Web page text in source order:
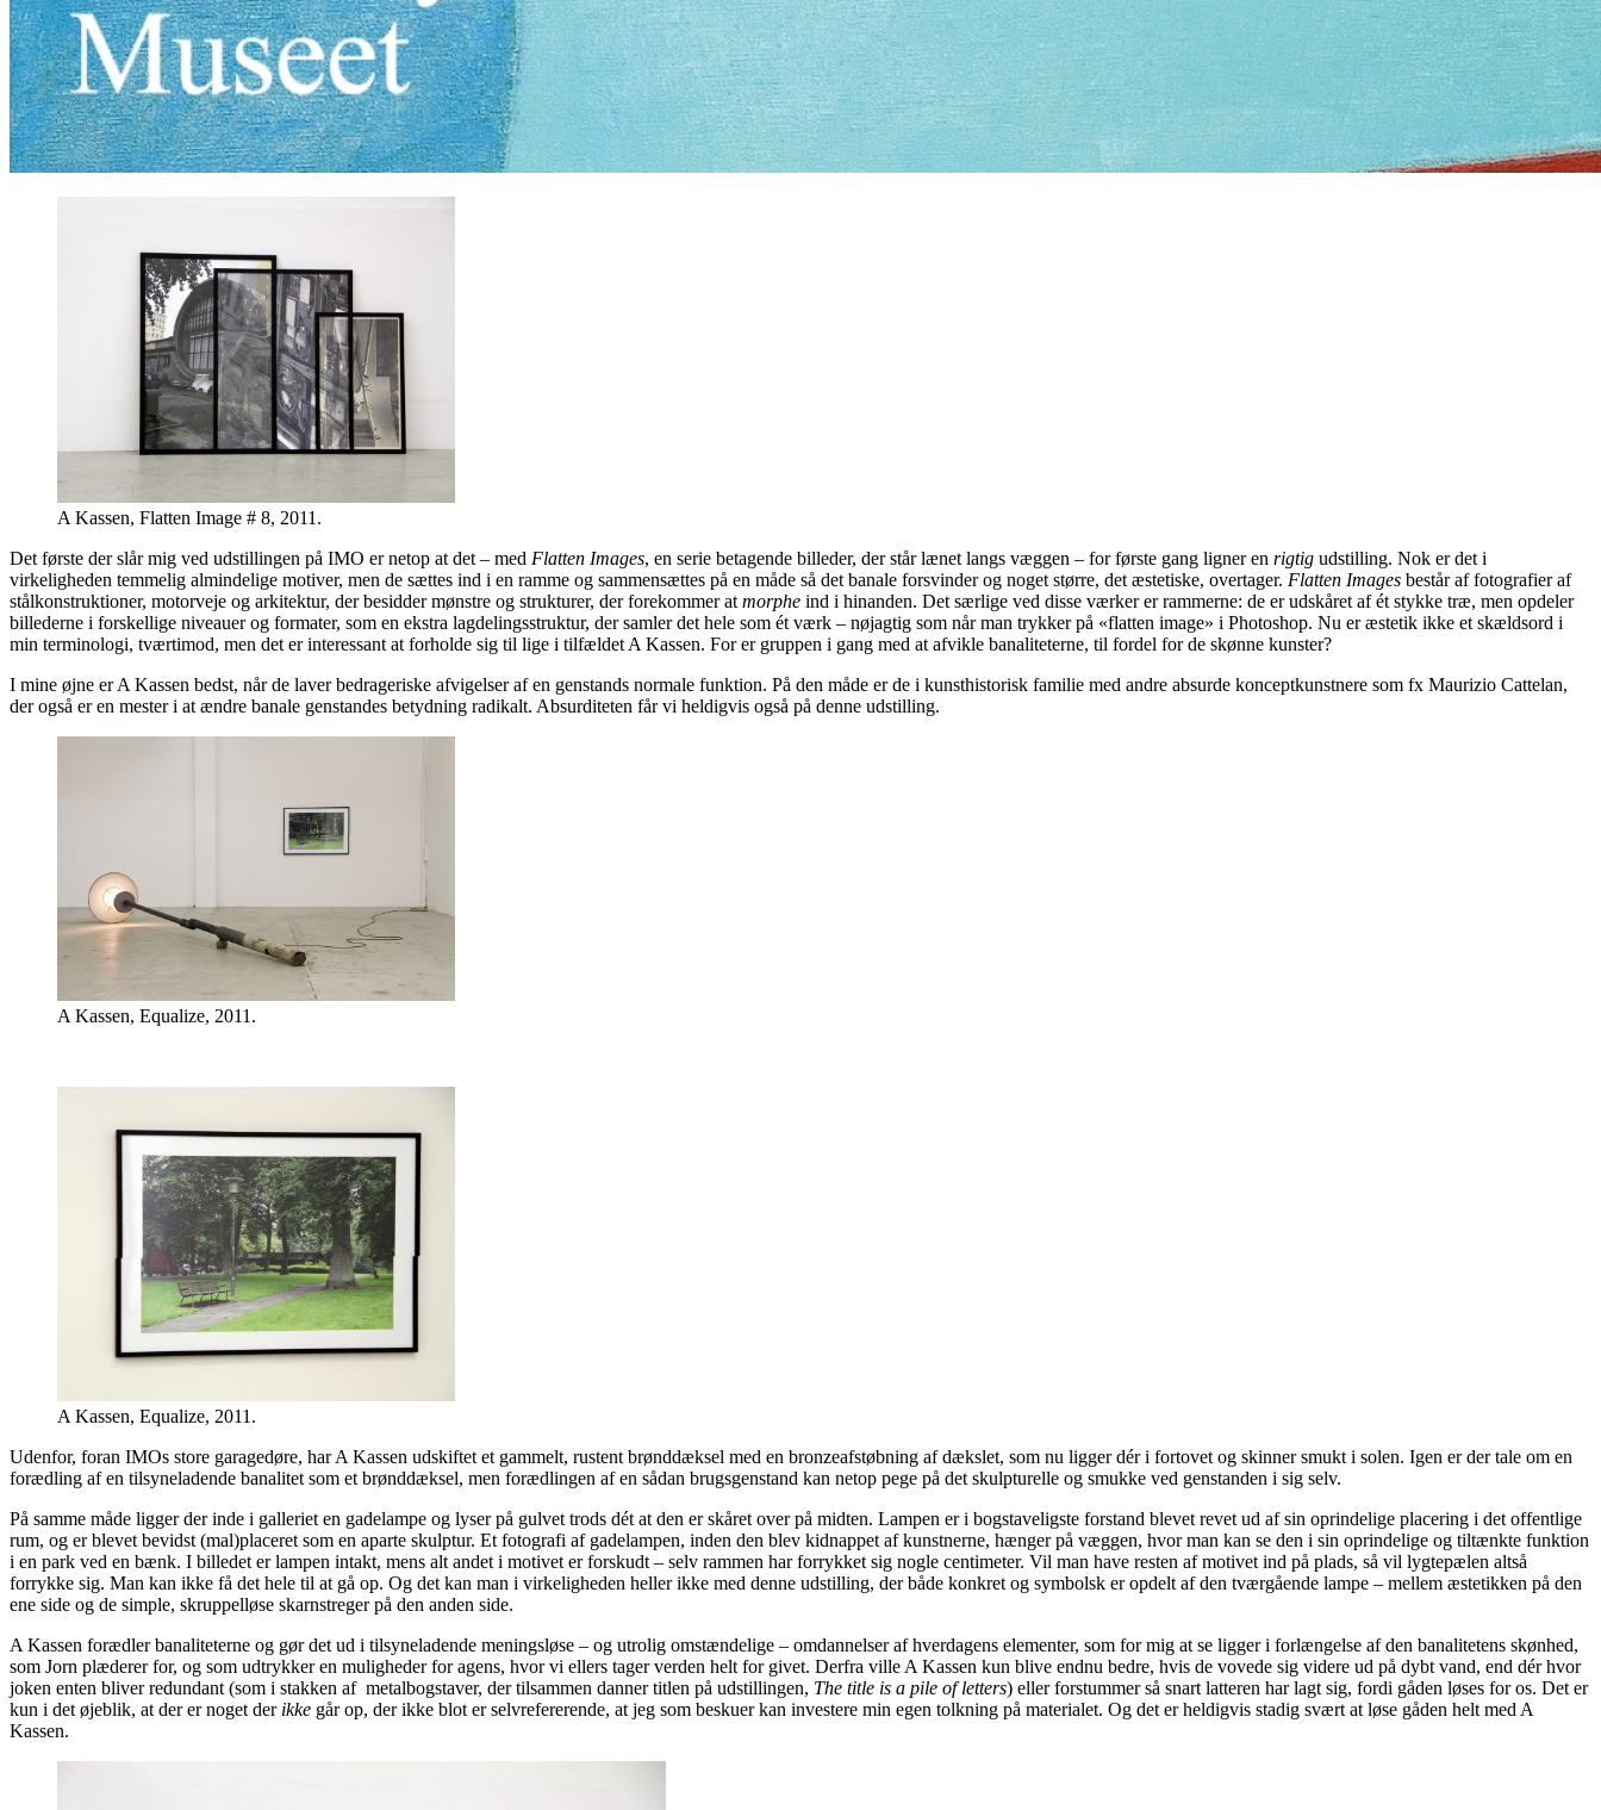
A Kassen, Flatten Image # 8, 2011.
Det første der slår mig ved udstillingen på IMO er netop at det – med Flatten Images, en serie betagende billeder, der står lænet langs væggen – for første gang ligner en rigtig udstilling. Nok er det i
virkeligheden temmelig almindelige motiver, men de sættes ind i en ramme og sammensættes på en måde så det banale forsvinder og noget større, det æstetiske, overtager. Flatten Images består af fotografier af
stålkonstruktioner, motorveje og arkitektur, der besidder mønstre og strukturer, der forekommer at morphe ind i hinanden. Det særlige ved disse værker er rammerne: de er udskåret af ét stykke træ, men opdeler
billederne i forskellige niveauer og formater, som en ekstra lagdelingsstruktur, der samler det hele som ét værk – nøjagtig som når man trykker på «flatten image» i Photoshop. Nu er æstetik ikke et skældsord i
min terminologi, tværtimod, men det er interessant at forholde sig til lige i tilfældet A Kassen. For er gruppen i gang med at afvikle banaliteterne, til fordel for de skønne kunster?
I mine øjne er A Kassen bedst, når de laver bedrageriske afvigelser af en genstands normale funktion. På den måde er de i kunsthistorisk familie med andre absurde konceptkunstnere som fx Maurizio Cattelan,
der også er en mester i at ændre banale genstandes betydning radikalt. Absurditeten får vi heldigvis også på denne udstilling.
A Kassen, Equalize, 2011.
A Kassen, Equalize, 2011.
Udenfor, foran IMOs store garagedøre, har A Kassen udskiftet et gammelt, rustent brønddæksel med en bronzeafstøbning af dækslet, som nu ligger dér i fortovet og skinner smukt i solen. Igen er der tale om en
forædling af en tilsyneladende banalitet som et brønddæksel, men forædlingen af en sådan brugsgenstand kan netop pege på det skulpturelle og smukke ved genstanden i sig selv.
På samme måde ligger der inde i galleriet en gadelampe og lyser på gulvet trods dét at den er skåret over på midten. Lampen er i bogstaveligste forstand blevet revet ud af sin oprindelige placering i det offentlige
rum, og er blevet bevidst (mal)placeret som en aparte skulptur. Et fotografi af gadelampen, inden den blev kidnappet af kunstnerne, hænger på væggen, hvor man kan se den i sin oprindelige og tiltænkte funktion
i en park ved en bænk. I billedet er lampen intakt, mens alt andet i motivet er forskudt – selv rammen har forrykket sig nogle centimeter. Vil man have resten af motivet ind på plads, så vil lygtepælen altså
forrykke sig. Man kan ikke få det hele til at gå op. Og det kan man i virkeligheden heller ikke med denne udstilling, der både konkret og symbolsk er opdelt af den tværgående lampe – mellem æstetikken på den
ene side og de simple, skruppelløse skarnstreger på den anden side.
A Kassen forædler banaliteterne og gør det ud i tilsyneladende meningsløse – og utrolig omstændelige – omdannelser af hverdagens elementer, som for mig at se ligger i forlængelse af den banalitetens skønhed,
som Jorn plæderer for, og som udtrykker en muligheder for agens, hvor vi ellers tager verden helt for givet. Derfra ville A Kassen kun blive endnu bedre, hvis de vovede sig videre ud på dybt vand, end dér hvor
joken enten bliver redundant (som i stakken af metalbogstaver, der tilsammen danner titlen på udstillingen, The title is a pile of letters) eller forstummer så snart latteren har lagt sig, fordi gåden løses for os. Det er
kun i det øjeblik, at der er noget der ikke går op, der ikke blot er selvrefererende, at jeg som beskuer kan investere min egen tolkning på materialet. Og det er heldigvis stadig svært at løse gåden helt med A
Kassen.